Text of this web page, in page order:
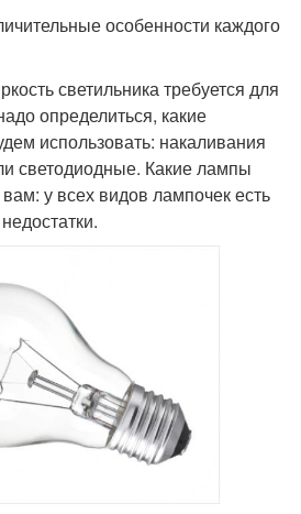
особенности каждого
светильника требуется для
определиться, какие
использовать: накаливания
светодиодные. Какие лампы
у всех видов лампочек есть